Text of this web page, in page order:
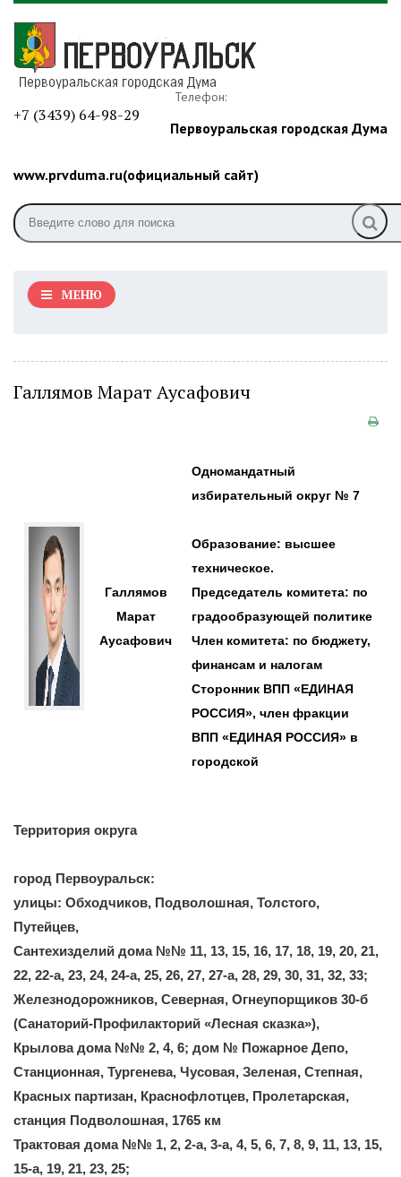
Телефон:
+7 (3439) 64-98-29
Первоуральская городская Дума
www.prvduma.ru(официальный сайт)
МЕНЮ
Галлямов Марат Аусафович
Галлямов
Марат
Аусафович
Одномандатный
избирательный округ № 7
Образование: высшее
техническое.
Председатель комитета: по
градообразующей политике
Член комитета: по бюджету,
финансам и налогам
Сторонник ВПП «ЕДИНАЯ
РОССИЯ», член фракции
ВПП «ЕДИНАЯ РОССИЯ» в
городской
Территория округа
город Первоуральск:
улицы: Обходчиков, Подволошная, Толстого,
Путейцев,
Сантехизделий дома №№ 11, 13, 15, 16, 17, 18, 19, 20, 21,
22, 22-а, 23, 24, 24-а, 25, 26, 27, 27-а, 28, 29, 30, 31, 32, 33;
Железнодорожников, Северная, Огнеупорщиков 30-б
(Санаторий-Профилакторий «Лесная сказка»),
Крылова дома №№ 2, 4, 6; дом № Пожарное Депо,
Станционная, Тургенева, Чусовая, Зеленая, Степная,
Красных партизан, Краснофлотцев, Пролетарская,
станция Подволошная, 1765 км
Трактовая дома №№ 1, 2, 2-а, 3-а, 4, 5, 6, 7, 8, 9, 11, 13, 15,
15-а, 19, 21, 23, 25;